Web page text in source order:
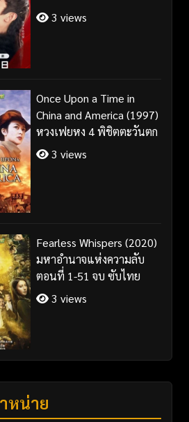
3 views
Once Upon a Time in
China and America (1997)
หวงเฟยหง 4 พิชิตตะวันตก
3 views
Fearless Whispers (2020)
มหาอำนาจแห่งความลับ
ตอนที่ 1-51 จบ ซับไทย
3 views
หน่าย